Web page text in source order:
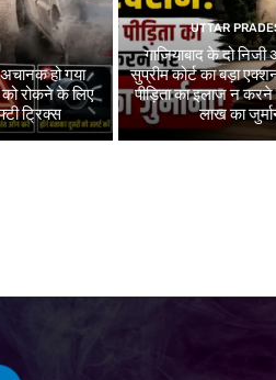
हो गया
रोकने के लिए
ट्रिक्स
UTTAR
गाजियाबाद के दो निजी
सुप्रीम कोर्ट का बड़ा
पीड़िता का इलाज न
लाख का